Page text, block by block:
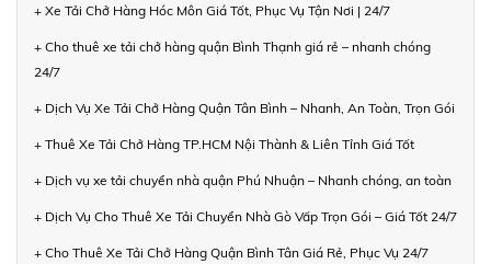
+ Xe Tải Chở Hàng Hóc Môn Giá Tốt, Phục Vụ Tận Nơi | 24/7
+ Cho thuê xe tải chở hàng quận Bình Thạnh giá rẻ – nhanh chóng
24/7
+ Dịch Vụ Xe Tải Chở Hàng Quận Tân Bình – Nhanh, An Toàn, Trọn Gói
+ Thuê Xe Tải Chở Hàng TP.HCM Nội Thành & Liên Tỉnh Giá Tốt
+ Dịch vụ xe tải chuyển nhà quận Phú Nhuận – Nhanh chóng, an toàn
+ Dịch Vụ Cho Thuê Xe Tải Chuyển Nhà Gò Vấp Trọn Gói – Giá Tốt 24/7
+ Cho Thuê Xe Tải Chở Hàng Quận Bình Tân Giá Rẻ, Phục Vụ 24/7